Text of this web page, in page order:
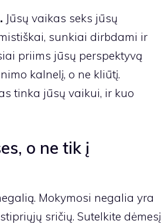
Jūsų vaikas seks jūsų
sunkiai dirbdami ir
priims jūsų perspektyvą
kalnelį, o ne kliūtį.
tinka jūsų vaikui, ir kuo
o ne tik į
Mokymosi negalia yra
sričių. Sutelkite dėmesį